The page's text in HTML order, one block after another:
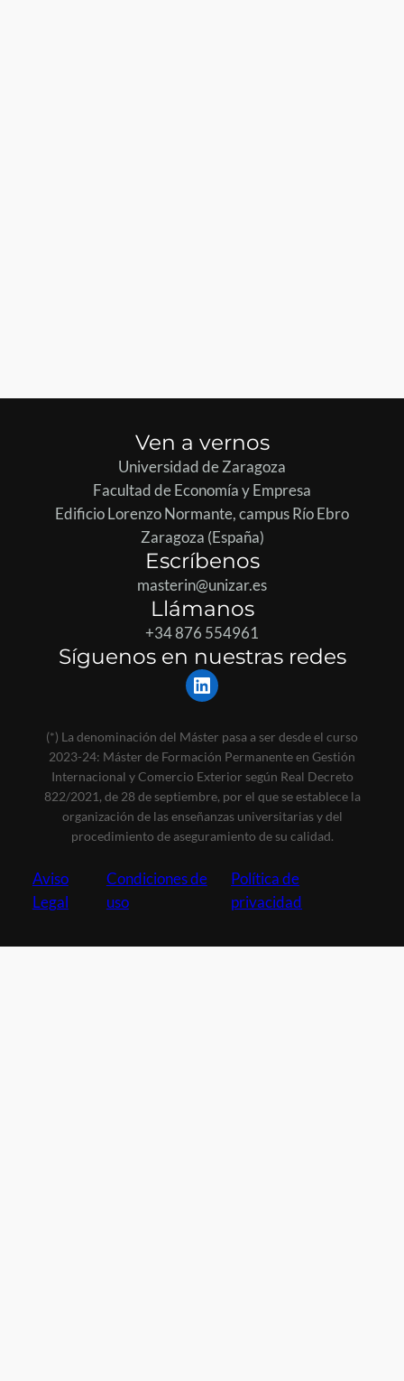
Ven a vernos
Universidad de Zaragoza
Facultad de Economía y Empresa
Edificio Lorenzo Normante, campus Río Ebro
Zaragoza (España)
Escríbenos
masterin@unizar.es
Llámanos
+34 876 554961
Síguenos en nuestras redes
LinkedIn
(*) La denominación del Máster pasa a ser desde el curso
2023-24: Máster de Formación Permanente en Gestión
Internacional y Comercio Exterior según Real Decreto
822/2021, de 28 de septiembre, por el que se establece la
organización de las enseñanzas universitarias y del
procedimiento de aseguramiento de su calidad.
Aviso
Legal
Condiciones de
uso
Política de
privacidad